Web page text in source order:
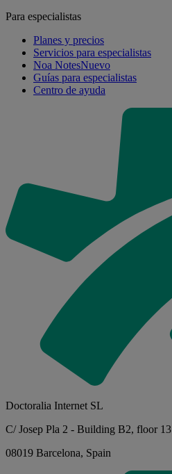
Para especialistas
Planes y precios
Servicios para especialistas
Noa NotesNuevo
Guías para especialistas
Centro de ayuda
Doctoralia Internet SL
C/ Josep Pla 2 - Building B2, floor 13
08019 Barcelona, Spain